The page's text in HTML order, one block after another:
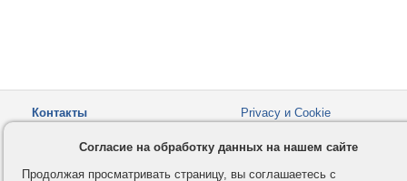
Контакты
Privacy и Cookie
Как оплатить
Форумы
Согласие на обработку данных на нашем сайте
Продолжая просматривать страницу, вы соглашаетесь с